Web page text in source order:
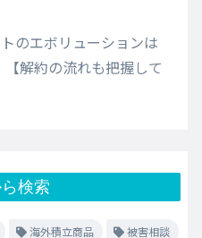
のエボリューションは
解約の流れも把握して
検索
海外積立商品
被害相談